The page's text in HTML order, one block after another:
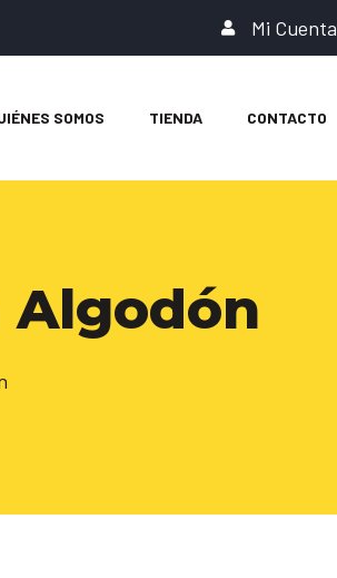
Mi Cuenta
SOMOS TIENDA CONTACTO
Algodón